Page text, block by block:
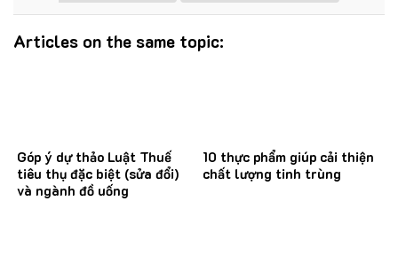
Articles on the same topic:
Góp ý dự thảo Luật Thuế
tiêu thụ đặc biệt (sửa đổi)
và ngành đồ uống
10 thực phẩm giúp cải thiện
chất lượng tinh trùng